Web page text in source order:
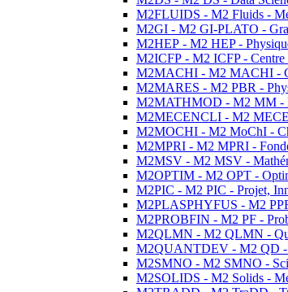
M2FLUIDS - M2 Fluids -
M2GI - M2 GI-PLATO -
M2HEP - M2 HEP -
M2ICFP - M2 ICFP - Centre
M2MACHI - M2 MACHI -
M2MARES - M2 PBR -
M2MATHMOD - M2 MM -
M2MECENCLI - M2
M2MOCHI - M2 MoChI -
M2MPRI - M2 MPRI -
M2MSV - M2 MSV -
M2OPTIM - M2 OPT -
M2PIC - M2 PIC - Projet,
M2PLASPHYFUS - M2 PPF
M2PROBFIN - M2 PF -
M2QLMN - M2 QLMN -
M2QUANTDEV - M2 QD -
M2SMNO - M2 SMNO -
M2SOLIDS - M2 Solids -